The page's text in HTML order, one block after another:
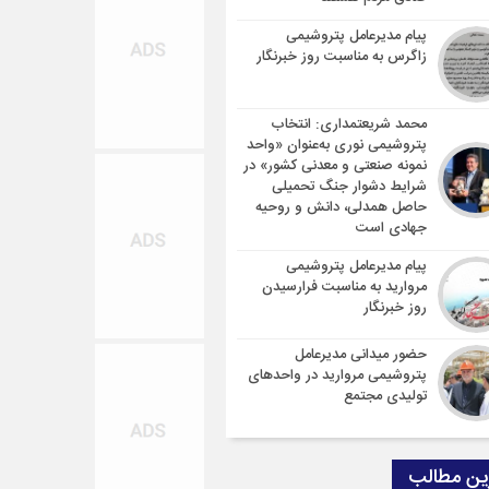
پیام مدیرعامل پتروشیمی
زاگرس به مناسبت روز خبرنگار
محمد شریعتمداری: انتخاب
پتروشیمی نوری به‌عنوان «واحد
نمونه صنعتی و معدنی کشور» در
شرایط دشوار جنگ تحمیلی
حاصل همدلی، دانش و روحیه
جهادی است
پیام مدیرعامل پتروشیمی
مروارید به مناسبت فرارسیدن
روز خبرنگار
حضور میدانی مدیرعامل
پتروشیمی مروارید در واحدهای
تولیدی مجتمع
مطالب